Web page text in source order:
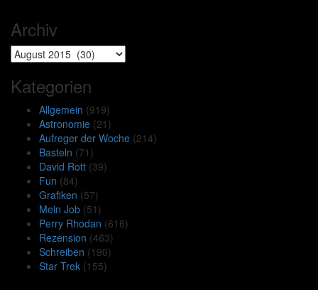
Archiv
Archiv
Kategorien
Allgemein (919)
Astronomie (21)
Aufreger der Woche (214)
Basteln (71)
David Rott (39)
Fun (84)
Grafiken (57)
Mein Job (51)
Perry Rhodan (616)
Rezension (463)
Schreiben (190)
Star Trek (155)